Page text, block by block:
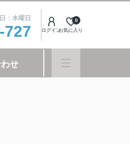
：水曜日
727 ログインお気に入り
0
せ